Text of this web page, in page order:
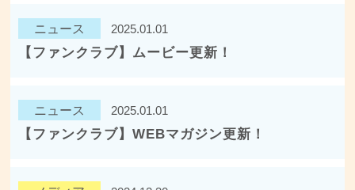
ニュース 2025.01.01
【ファンクラブ】ムービー更新！
ニュース 2025.01.01
【ファンクラブ】WEBマガジン更新！